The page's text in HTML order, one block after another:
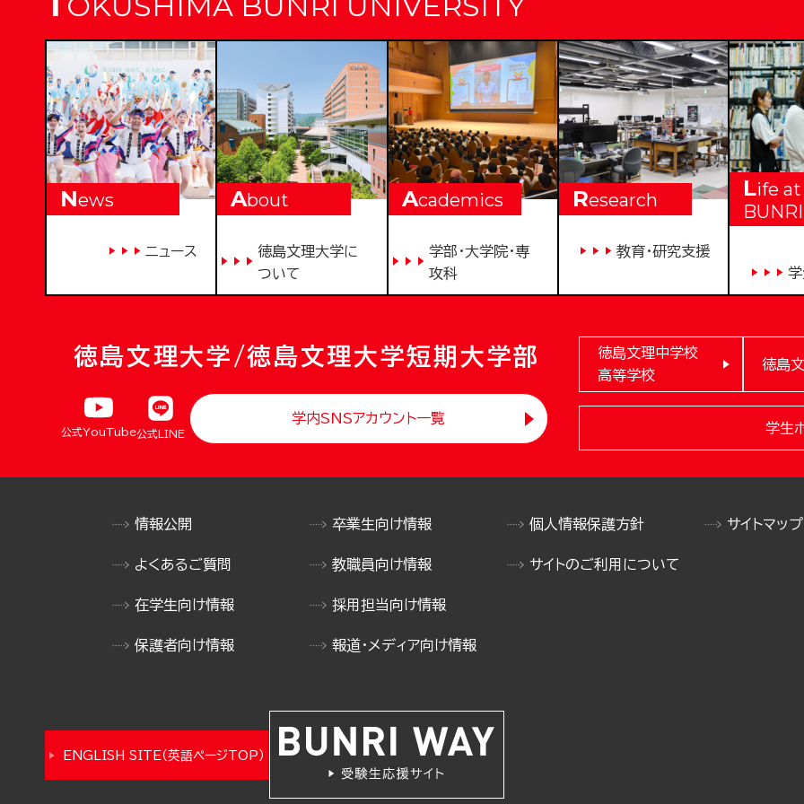
News
ニュース
About
徳島文理大学に
ついて
Academics
学部・大学院・専
攻科
Research
教育・研究支援
Life at
BUNRI
学
徳島文理大学/徳島文理大学短期大学部
公式YouTube公式LINE
学内SNSアカウント一覧
徳島文理中学校
高等学校
徳島
学生
情報公開
よくあるご質問
在学生向け情報
保護者向け情報
卒業生向け情報
教職員向け情報
採用担当向け情報
報道・メディア向け情報
個人情報保護方針
サイトのご利用について
サイトマップ
ENGLISH SITE（英語ページTOP）